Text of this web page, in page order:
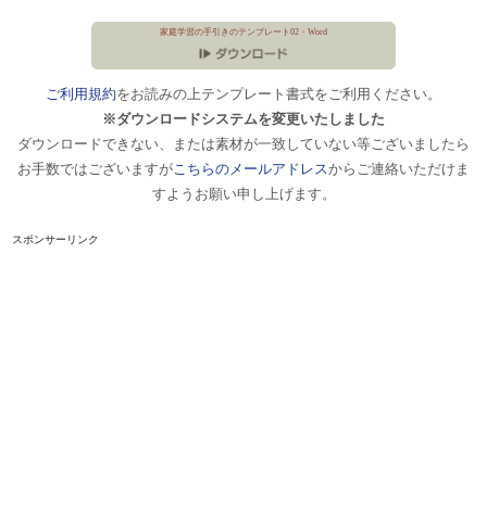
家庭学習の手引きのテンプレート02・Word
ご利用規約をお読みの上テンプレート書式をご利用ください。
※ダウンロードシステムを変更いたしました
ダウンロードできない、または素材が一致していない等ございましたら
お手数ではございますがこちらのメールアドレスからご連絡いただけま
すようお願い申し上げます。
スポンサーリンク